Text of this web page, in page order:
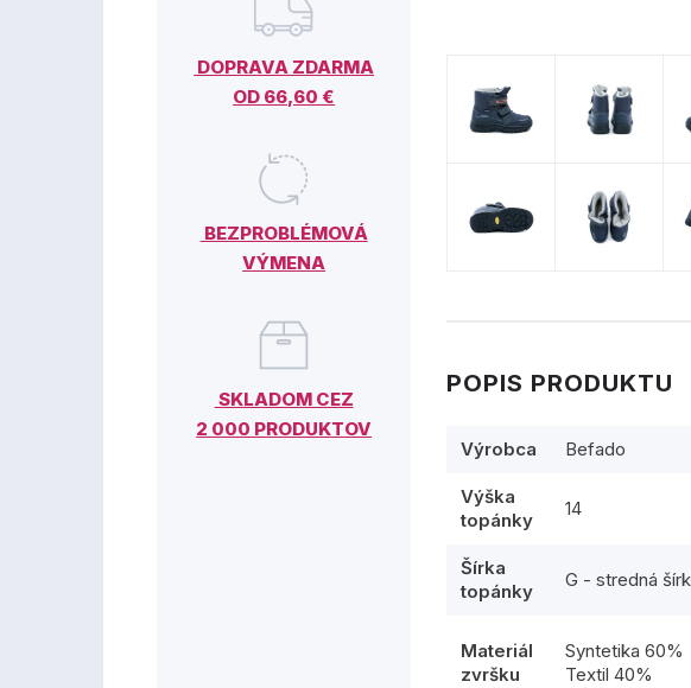
DOPRAVA ZDARMA
OD 66,60 €
BEZPROBLÉMOVÁ
VÝMENA
SKLADOM CEZ
2 000 PRODUKTOV
POPIS PRODUKTU
Výrobca Befado
Výška
topánky
14
Šírka
topánky
G - stredná
Materiál
zvršku
Syntetika 60%
Textil 40%